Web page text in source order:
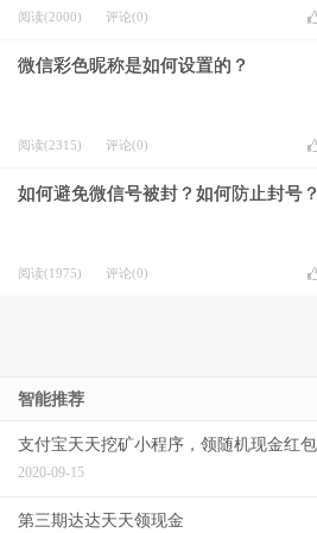
阅读(2000) 评论(0)
微信彩色昵称是如何设置的？
阅读(2315) 评论(0)
如何避免微信号被封？如何防止封号？
阅读(1975) 评论(0)
阅读(1802)
微信拍一拍可以撤回吗？如何撤回？
阅读(1438) 评论(0)